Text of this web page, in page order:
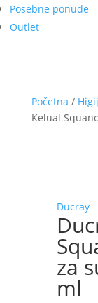
Posebne ponude
Outlet
Početna /
Kelual
Ducray
za
ml